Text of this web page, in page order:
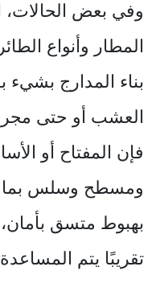
وفي بعض الحالات،
المطار وأنواع
بناء المدارج
العشب أو حتى
فإن المفتاح أو
ومسطح وسلس بما
بهبوط متسق
تقريبًا يتم